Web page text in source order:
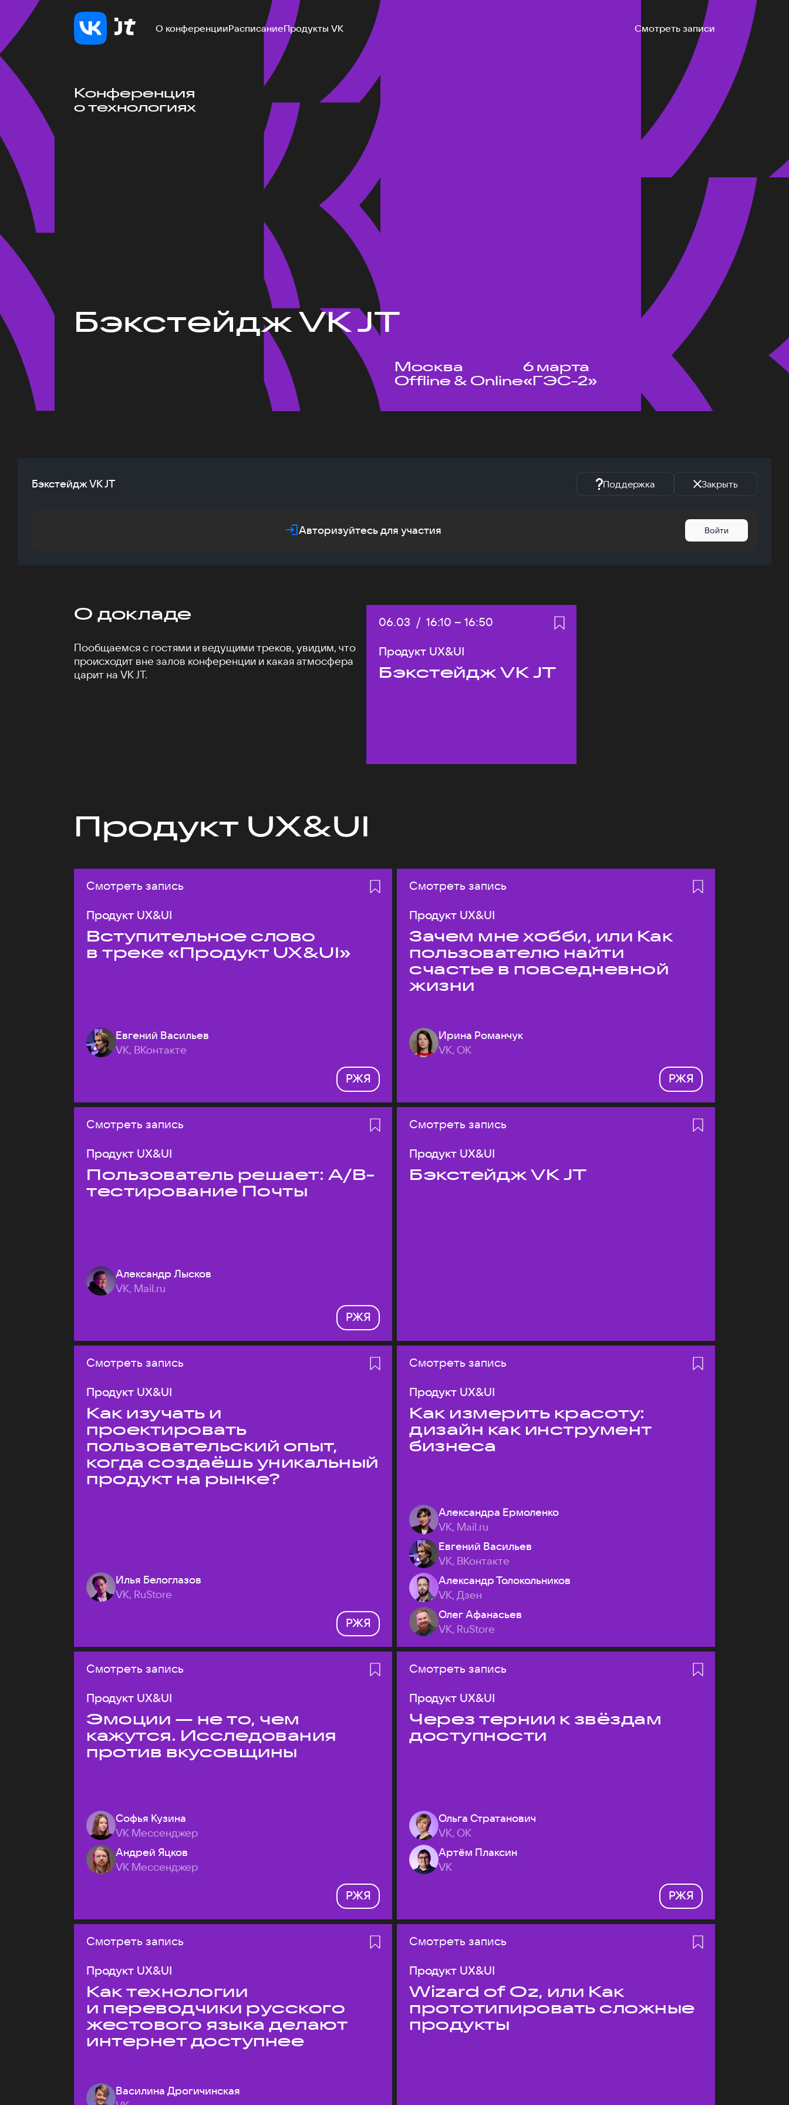
О конференцииРасписаниеПродукты VK Смотреть записи
Конференция
о технологиях
Бэкстейдж VK JT
Москва
Offline & Online
6 марта
«ГЭС-2»
Бэкстейдж VK JT Поддержка Закрыть
Авторизуйтесь для участия Войти
О докладе
Пообщаемся с гостями и ведущими треков, увидим, что
происходит вне залов конференции и какая атмосфера
царит на VK JT.
Дата:
06.03 / Начало:
16:10 – Конец:
16:50
Продукт UX&UI
Бэкстейдж VK JT
Продукт UX&UI
Смотреть запись
Продукт UX&UI
Вступительное слово
в треке «Продукт UX&UI»
Евгений Васильев
VK, ВКонтакте
РЖЯ
Смотреть запись
Продукт UX&UI
Зачем мне хобби, или Как
пользователю найти
счастье в повседневной
жизни
Ирина Романчук
VK, ОК
РЖЯ
Смотреть запись
Продукт UX&UI
Пользователь решает: A/B-
тестирование Почты
Александр Лысков
VK, Mail.ru
РЖЯ
Смотреть запись
Продукт UX&UI
Бэкстейдж VK JT
Смотреть запись
Продукт UX&UI
Как изучать и
проектировать
пользовательский опыт,
когда создаёшь уникальный
продукт на рынке?
Илья Белоглазов
VK, RuStore
РЖЯ
Смотреть запись
Продукт UX&UI
Как измерить красоту:
дизайн как инструмент
бизнеса
Александра Ермоленко
VK, Mail.ru
Евгений Васильев
VK, ВКонтакте
Александр Толокольников
VK, Дзен
Олег Афанасьев
VK, RuStore
Смотреть запись
Продукт UX&UI
Эмоции — не то, чем
кажутся. Исследования
против вкусовщины
Софья Кузина
VK Мессенджер
Андрей Яцков
VK Мессенджер
РЖЯ
Смотреть запись
Продукт UX&UI
Через тернии к звёздам
доступности
Ольга Стратанович
VK, ОК
Артём Плаксин
VK
РЖЯ
Смотреть запись
Продукт UX&UI
Как технологии
и переводчики русского
жестового языка делают
интернет доступнее
Василина Дрогичинская
Смотреть запись
Продукт UX&UI
Wizard of Oz, или Как
прототипировать сложные
продукты